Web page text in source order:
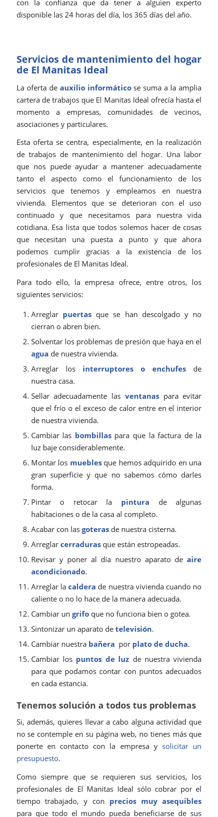
con la confianza que da tener a alguien experto
disponible las 24 horas del día, los 365 días del año.
Servicios de mantenimiento del hogar
de El Manitas Ideal
La oferta de auxilio informáticose suma a la amplia
cartera de trabajos que El Manitas Ideal ofrecía hasta el
momento a empresas, comunidades de vecinos,
asociaciones y particulares.
Esta oferta se centra, especialmente, en la realización
de trabajos de mantenimiento del hogar. Una labor
que nos puede ayudar a mantener adecuadamente
tanto el aspecto como el funcionamiento de los
servicios que tenemos y empleamos en nuestra
vivienda. Elementos que se deterioran con el uso
continuado y que necesitamos para nuestra vida
cotidiana. Esa lista que todos solemos hacer de cosas
que necesitan una puesta a punto y que ahora
podemos cumplir gracias a la existencia de los
profesionales de El Manitas Ideal.
Para todo ello, la empresa ofrece, entre otros, los
siguientes servicios:
Arreglar puertasque se han descolgado y no
cierran o abren bien.
Solventar los problemas de presión que haya en el
agua de nuestra vivienda.
Arreglar los interruptores o enchufes de
nuestra casa.
Sellar adecuadamente las ventanaspara evitar
que el frío o el exceso de calor entre en el interior
de nuestra vivienda.
Cambiar las bombillaspara que la factura de la
luz baje considerablemente.
Montar los mueblesque hemos adquirido en una
gran superficie y que no sabemos cómo darles
forma.
Pintar o retocar la pintura de algunas
habitaciones o de la casa al completo.
Acabar con las goterasde nuestra cisterna.
Arreglar cerradurasque están estropeadas.
Revisar y poner al día nuestro aparato de aire
acondicionado.
Arreglar lacaldera de nuestra vivienda cuando no
caliente o no lo hace de la manera adecuada.
Cambiar un grifoque no funciona bien o gotea.
Sintonizar un aparato de televisión.
Cambiar nuestra bañera por plato de ducha.
Cambiar los puntos de luz de nuestra vivienda
para que podamos contar con puntos adecuados
en cada estancia.
Tenemos solución a todos tus problemas
Si, además, quieres llevar a cabo alguna actividad que
no se contemple en su página web, no tienes más que
ponerte en contacto con la empresa ysolicitar un
presupuesto.
Como siempre que se requieren sus servicios, los
profesionales de El Manitas Ideal sólo cobrar por el
tiempo trabajado, y con precios muy asequibles
para que todo el mundo pueda beneficiarse de sus